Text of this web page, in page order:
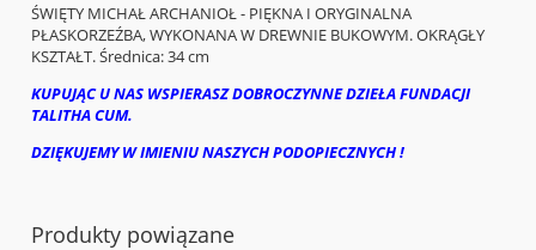
ŚWIĘTY MICHAŁ ARCHANIOŁ - PIĘKNA I ORYGINALNA
PŁASKORZEŹBA, WYKONANA W DREWNIE BUKOWYM. OKRĄGŁY
KSZTAŁT. Średnica: 34 cm
KUPUJĄC U NAS WSPIERASZ DOBROCZYNNE DZIEŁA FUNDACJI
TALITHA CUM.
DZIĘKUJEMY W IMIENIU NASZYCH PODOPIECZNYCH !
Produkty powiązane